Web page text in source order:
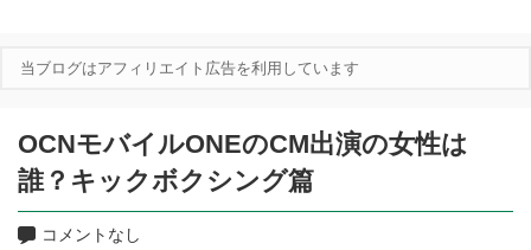
当ブログはアフィリエイト広告を利用しています
OCNモバイルONEのCM出演の女性は
誰？キックボクシング篇
コメントなし